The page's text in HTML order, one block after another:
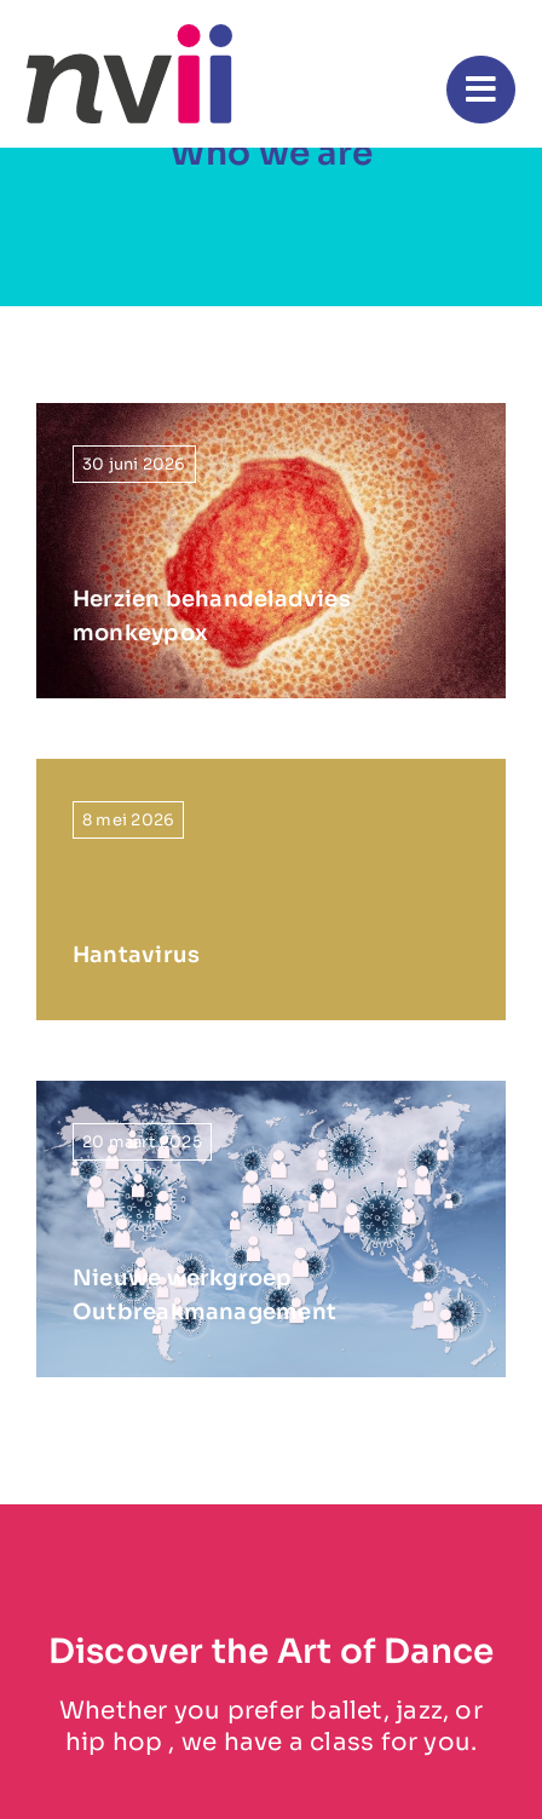
inhoud
Who we are
30 juni 2026
Herzien behandeladvies
monkeypox
8 mei 2026
Hantavirus
20 maart 2025
Nieuwe werkgroep
Outbreakmanagement
Discover the Art of Dance
Whether you prefer ballet, jazz, or
hip hop , we have a class for you.